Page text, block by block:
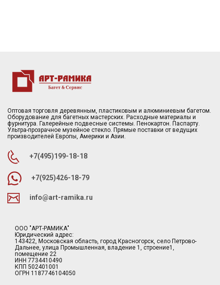
Оптовая торговля деревянным, пластиковым и алюминиевым багетом.
Оборудование для багетных мастерских. Расходные материалы и
фурнитура. Галерейные подвесные системы. Пенокартон. Паспарту.
Ультра-прозрачное музейное стекло. Прямые поставки от ведущих
производителей Европы, Америки и Азии.
+7(495)199-18-18
+7(925)426-18-79
info@art-ramika.ru
ООО "АРТ-РАМИКА"
Юридический адрес:
143422, Московская область, город Красногорск, село Петрово-
Дальнее, улица Промышленная, владение 1, строение1,
помещение 22
ИНН 7734410490
КПП 502401001
ОГРН 1187746104050